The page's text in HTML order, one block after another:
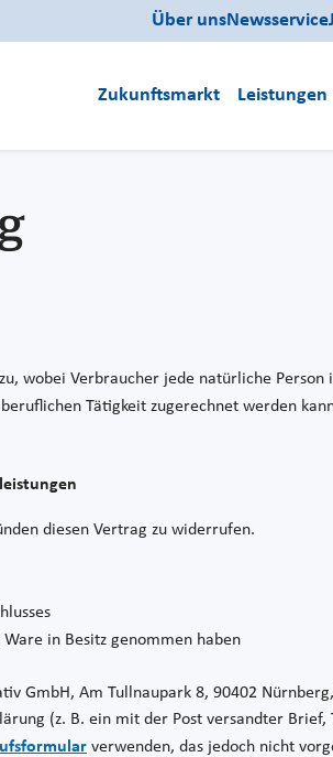
Über unsNewsservice
Zukunftsmarkt Leistungen
wobei Verbraucher jede natürliche Person
Tätigkeit zugerechnet werden
diesen Vertrag zu widerrufen.
in Besitz genommen haben
GmbH, Am Tullnaupark 8, 90402
(z. B. ein mit der Post versandter
verwenden, das jedoch nicht